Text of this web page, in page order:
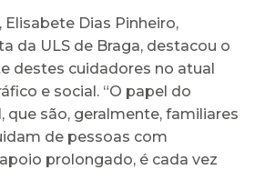
Elisabete Dias Pinheiro,
da ULS de Braga, destacou o
destes cuidadores no atual
e social. “O papel do
que são, geralmente, familiares
de pessoas com
prolongado, é cada vez